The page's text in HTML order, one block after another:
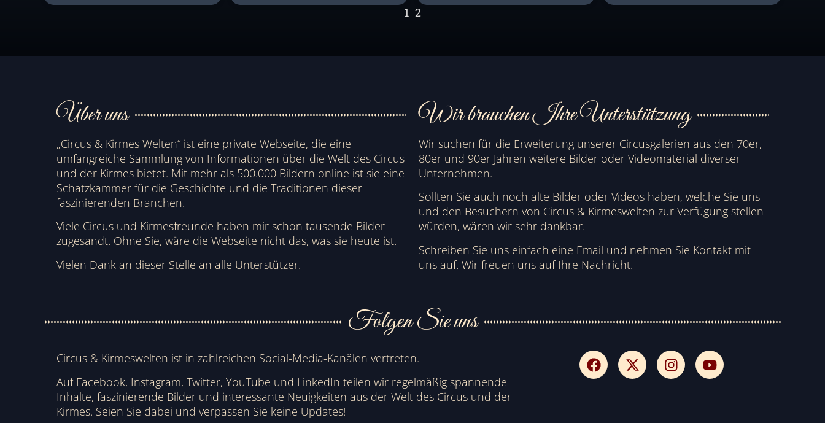
1 2
Über uns
„Circus & Kirmes Welten“ ist eine private Webseite, die eine
umfangreiche Sammlung von Informationen über die Welt des Circus
und der Kirmes bietet. Mit mehr als 500.000 Bildern online ist sie eine
Schatzkammer für die Geschichte und die Traditionen dieser
faszinierenden Branchen.
Viele Circus und Kirmesfreunde haben mir schon tausende Bilder
zugesandt. Ohne Sie, wäre die Webseite nicht das, was sie heute ist.
Vielen Dank an dieser Stelle an alle Unterstützer.
Wir brauchen Ihre Unterstützung
Wir suchen für die Erweiterung unserer Circusgalerien aus den 70er,
80er und 90er Jahren weitere Bilder oder Videomaterial diverser
Unternehmen.
Sollten Sie auch noch alte Bilder oder Videos haben, welche Sie uns
und den Besuchern von Circus & Kirmeswelten zur Verfügung stellen
würden, wären wir sehr dankbar.
Schreiben Sie uns einfach eine Email und nehmen Sie Kontakt mit
uns auf. Wir freuen uns auf Ihre Nachricht.
Folgen Sie uns
Circus & Kirmeswelten ist in zahlreichen Social-Media-Kanälen vertreten.
Auf Facebook, Instagram, Twitter, YouTube und LinkedIn teilen wir regelmäßig spannende
Inhalte, faszinierende Bilder und interessante Neuigkeiten aus der Welt des Circus und der
Kirmes. Seien Sie dabei und verpassen Sie keine Updates!